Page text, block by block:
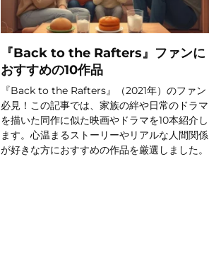
『Back to the Rafters』ファンに
おすすめの10作品
『Back to the Rafters』（2021年）のファン
必見！この記事では、家族の絆や日常のドラマ
を描いた同作に似た映画やドラマを10本紹介し
ます。心温まるストーリーやリアルな人間関係
が好きな方におすすめの作品を厳選しました。